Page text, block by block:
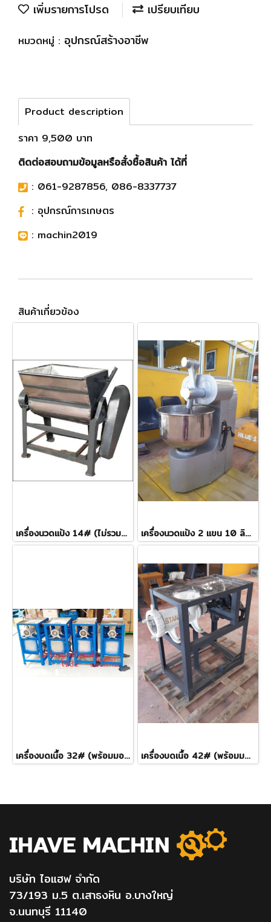
เพิ่มรายการโปรด เปรียบเทียบ
หมวดหมู่ : อุปกรณ์สร้างอาชีพ
Product description
ราคา 9,500 บาท
ติดต่อสอบถามข้อมูลหรือสั่งซื้อสินค้า ได้ที่
: 061-9287856, 086-8337737
: อุปกรณ์การเกษตร
: machin2019
สินค้าเกี่ยวข้อง
เครื่องนวดแป้ง 14# (ไม่รวมมอเตอร์) เครื่องนวดแป้ง 2 แขน 10 ลิตร (มอเตอร์มิตซูบิชิ)
เครื่องบดเนื้อ 32# (พร้อมมอเตอร์1/2) เครื่องบดเนื้อ 42# (พร้อมมอเตอร์ 2แรง)
บริษัท ไอแฮฟ จำกัด
73/193 ม.5 ต.เสาธงหิน อ.บางใหญ่
จ.นนทบุรี 11140